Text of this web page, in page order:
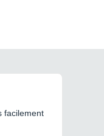
facilement